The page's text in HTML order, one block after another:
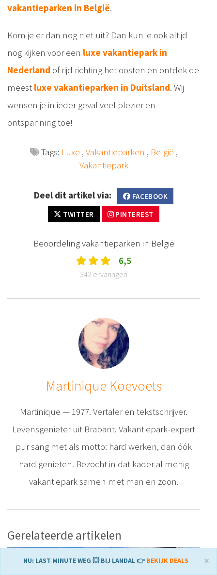
vakantieparken in België.
Kom je er dan nog niet uit? Dan kun je ook altijd
nog kijken voor een luxe vakantiepark in
Nederland of rijd richting het oosten en ontdek de
meest luxe vakantieparken in Duitsland. Wij
wensen je in ieder geval veel plezier en
ontspanning toe!
Tags: Luxe , Vakantieparken , België ,
Vakantiepark
Deel dit artikel via:
FACEBOOK
TWITTER
PINTEREST
Beoordeling vakantieparken in België
6,5
342 ervaringen
Martinique Koevoets
Martinique — 1977. Vertaler en tekstschrijver.
Levensgenieter uit Brabant. Vakantiepark-expert
pur sang met als motto: hard werken, dan óók
hard genieten. Bezocht in dat kader al menig
vakantiepark samen met man en zoon.
Gerelateerde artikelen
×
NU: LAST MINUTE WEG 💥 BIJ LANDAL 👉BEKIJK DEALS